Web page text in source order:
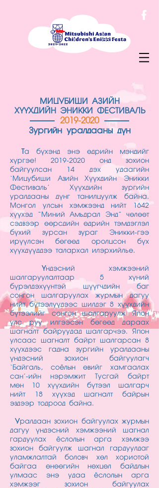
МИЦУБИШИ АЗИЙН
ХҮҮХДИЙН ЭНИККИ ФЕСТИВАЛЬ
2019-2020
Зургийн уралдааны дүн
а бүхэнд энэ өдрийн мэндийг
хүргэе! 2019-2020 онд зохион
байгуулсан 14 дэх удаагийн
‘Мицубиши Азийн Хүүхдийн Эникки
Фестиваль’ Хүүхдийн зургийн
уралдааны дүнг танилцуулж байна.
Монгол улсын хэмжээнд нийт 1642
хүүхэд “Миний Амьдрал Энд” чөлөөт
сэдвээр өөрсдийн өдрийн тэмдэглэл
бүхий зурсан зураг Эникки-гээ
ирүүлсэн бөгөөд оролцсон бүх
хүүхдүүддээ талархал илэрхийлье.
Үндэсний хэмжээний
шалгаруулалтаар 5 хүний
бүрэлдэхүүнтэй шүүгчдийн баг
сонгон шалгаруулах журмын дагуу
нийт бүтээлүүдээс шилдэг 8 хүүхдийн
бүтээлийг сонгон шалгаруулж Япон
улс руу илгээсэн бөгөөд дараах
шагналт байруудад шалгарчээ. Япон
улсаас шагналт байрт шалгарсан 8
хүүхдээс гадна зургийн уралдааны
үндэсний зохион байгуулагч
‘Байгаль, соёлын өвийг хамгаалах
сан’-ийн нэрэмжит Тусгай байрт
мөн 10 хүүхдийн бүтээл шалгарч
нийт 18 хүүхэд шагналт байрын
эздээр тодроод байна.
Уралдаан зохион байгуулах журмын
дагуу үндэсний хэмжээний шагнал
гардуулах ёслолын арга хэмжээ
зохион байгуулж шагнал гардуулдаг
уламжлалтай боловч хөл хориотой
байгаа өнөөгийн нөхцөл байдлын
улмаас энэ удаа ёслолын арга
хэмжээг зохион байгуулах